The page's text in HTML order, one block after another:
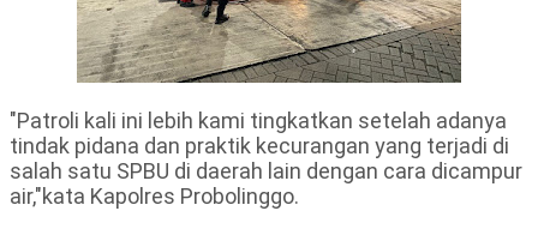
"Patroli kali ini lebih kami tingkatkan setelah adanya
tindak pidana dan praktik kecurangan yang terjadi di
salah satu SPBU di daerah lain dengan cara dicampur
air,"kata Kapolres Probolinggo.